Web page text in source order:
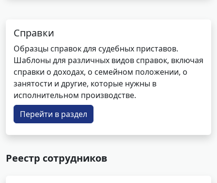
Справки
Образцы справок для судебных приставов.
Шаблоны для различных видов справок, включая
справки о доходах, о семейном положении, о
занятости и другие, которые нужны в
исполнительном производстве.
Перейти в раздел
Реестр сотрудников